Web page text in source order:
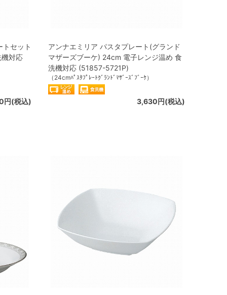
セット
対応
円(税込)
アンナエミリア パスタプレート(グランド
マザーズブーケ) 24cm 電子レンジ温め 食
洗機対応 (51857-5721P)
（24cmﾊﾟｽﾀﾌﾟﾚｰﾄｸﾞﾗﾝﾄﾞﾏｻﾞｰｽﾞﾌﾞｰｹ）
3,630円(税込)